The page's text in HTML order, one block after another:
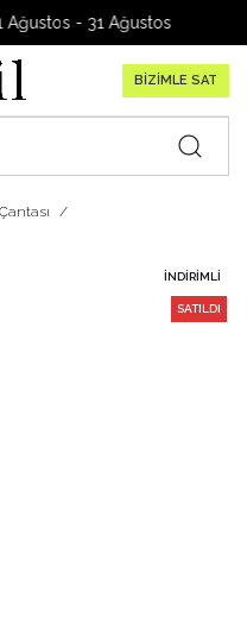
- 31 Ağustos 2026
BİZİMLE SAT
İNDIRIMLI
SATILDI